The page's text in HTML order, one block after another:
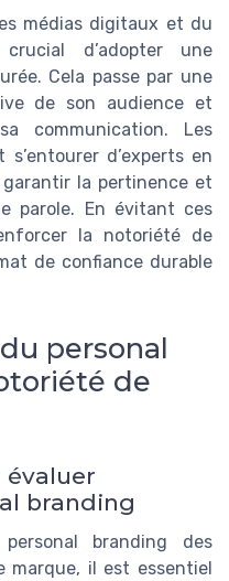
médias digitaux et du
d’adopter une
Cela passe par une
de son audience et
communication. Les
d’experts en
la pertinence et
parole. En évitant ces
la notoriété de
de confiance durable
personal
de
évaluer
branding
branding des
marque, il est essentiel